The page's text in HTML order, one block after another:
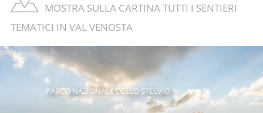
MOSTRA SULLA CARTINA TUTTI I SENTIERI
TEMATICI IN VAL VENOSTA
PARCO NAZIONALE DELLO STELVIO